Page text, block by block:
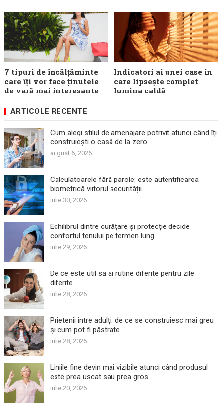
7 tipuri de încălțăminte
care îți vor face ținutele
de vară mai interesante
Indicatori ai unei case în
care lipsește complet
lumina caldă
ARTICOLE RECENTE
Cum alegi stilul de amenajare potrivit atunci când îți
construiești o casă de la zero
august 6, 2026
Calculatoarele fără parole: este autentificarea
biometrică viitorul securității
iulie 30, 2026
Echilibrul dintre curățare și protecție decide
confortul tenului pe termen lung
iulie 29, 2026
De ce este util să ai rutine diferite pentru zile
diferite
iulie 28, 2026
Prietenii între adulți: de ce se construiesc mai greu
și cum pot fi păstrate
iulie 28, 2026
Liniile fine devin mai vizibile atunci când produsul
este prea uscat sau prea gros
iulie 20, 2026